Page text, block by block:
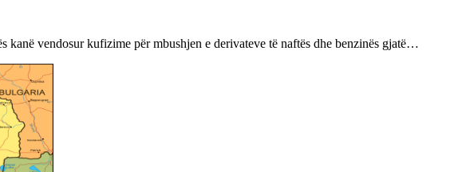
kanë vendosur kufizime për mbushjen e derivateve të naftës dhe benzinës gjatë…